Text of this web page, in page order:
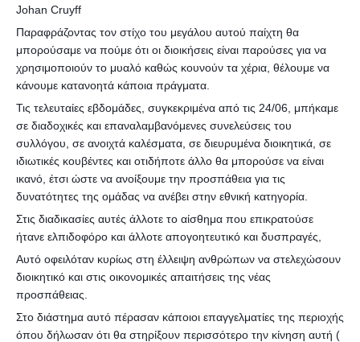
Johan Cruyff
Παραφράζοντας τον στίχο του μεγάλου αυτού παίχτη θα
μπορούσαμε να πούμε ότι οι διοικήσεις είναι παρούσες για να
χρησιμοποιούν το μυαλό καθώς κουνούν τα χέρια, θέλουμε να
κάνουμε κατανοητά κάποια πράγματα.
Τις τελευταίες εβδομάδες, συγκεκριμένα από τις 24/06, μπήκαμε
σε διαδοχικές και επαναλαμβανόμενες συνελεύσεις του
συλλόγου, σε ανοιχτά καλέσματα, σε διευρυμένα διοικητικά, σε
ιδιωτικές κουβέντες και οτιδήποτε άλλο θα μπορούσε να είναι
ικανό, έτσι ώστε να ανοίξουμε την προσπάθεια για τις
δυνατότητες της ομάδας να ανέβει στην εθνική κατηγορία.
Στις διαδικασίες αυτές άλλοτε το αίσθημα που επικρατούσε
ήτανε ελπιδοφόρο και άλλοτε απογοητευτικό και δυσπραγές,
Αυτό οφειλόταν κυρίως στη έλλειψη ανθρώπων να στελεχώσουν
διοικητικό και στις οικονομικές απαιτήσεις της νέας
προσπάθειας.
Στο διάστημα αυτό πέρασαν κάποιοι επαγγελματίες της περιοχής
όπου δήλωσαν ότι θα στηρίξουν περισσότερο την κίνηση αυτή (